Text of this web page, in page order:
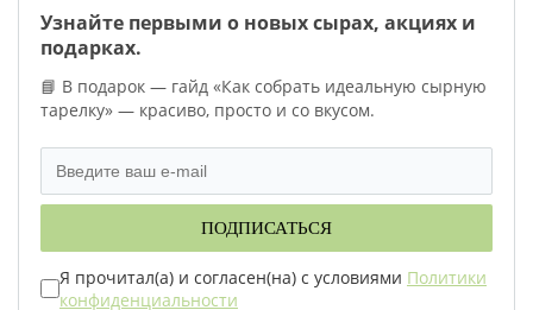
Узнайте первыми о новых сырах, акциях и
подарках.
📘 В подарок — гайд «Как собрать идеальную сырную
тарелку» — красиво, просто и со вкусом.
ПОДПИСАТЬСЯ
Я прочитал(а) и согласен(на) с условиями Политики
конфиденциальности